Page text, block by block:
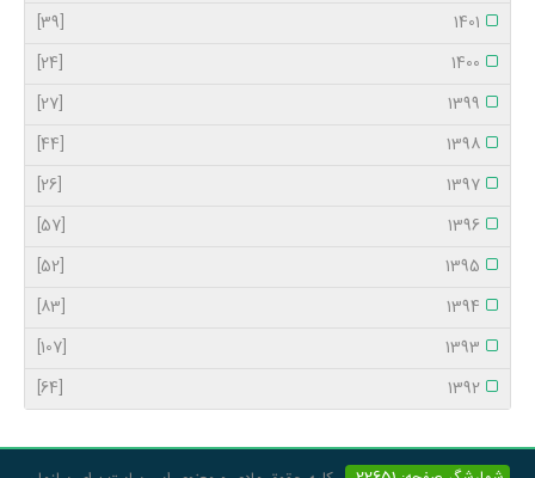
1401
[39]
1400
[24]
1399
[27]
1398
[44]
1397
[26]
1396
[57]
1395
[52]
1394
[83]
1393
[107]
1392
[64]